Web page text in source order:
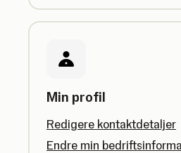
Min profil
Redigere kontaktdetaljer
Endre min